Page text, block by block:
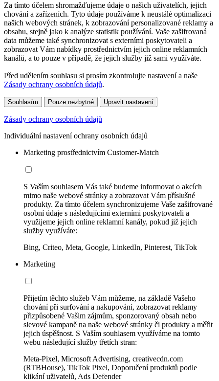
Za tímto účelem shromažďujeme údaje o našich uživatelích, jejich
chování a zařízeních. Tyto údaje používáme k neustálé optimalizaci
našich webových stránek, k zobrazování personalizované reklamy a
obsahu, stejně jako k analýze statistik používání. Vaše zašifrovaná
data můžeme také synchronizovat s externími poskytovateli a
zobrazovat Vám nabídky prostřednictvím jejich online reklamních
kanálů, a to pouze v případě, že jejich služby již sami využíváte.
Před udělením souhlasu si prosím zkontrolujte nastavení a naše
Zásady ochrany osobních údajů.
Souhlasím Pouze nezbytné Upravit nastavení
Zásady ochrany osobních údajů
Individuální nastavení ochrany osobních údajů
Marketing prostřednictvím Customer-Match
S Vaším souhlasem Vás také budeme informovat o akcích
mimo naše webové stránky a zobrazovat Vám příslušné
produkty. Za tímto účelem synchronizujeme Vaše zašifrované
osobní údaje s následujícími externími poskytovateli a
využijeme jejich online reklamní kanály, pokud již jejich
služby využíváte:
Bing, Criteo, Meta, Google, LinkedIn, Pinterest, TikTok
Marketing
Přijetím těchto služeb Vám můžeme, na základě Vašeho
chování při surfování a nakupování, zobrazovat reklamy
přizpůsobené Vašim zájmům, sponzorovaný obsah nebo
slevové kampaně na naše webové stránky či produkty a měřit
jejich úspěšnost. S Vaším souhlasem využíváme na tomto
webu následující služby třetích stran:
Meta-Pixel, Microsoft Advertising, creativecdn.com
(RTBHouse), TikTok Pixel, Doporučení produktů podle
klikání uživatelů, Ads Defender